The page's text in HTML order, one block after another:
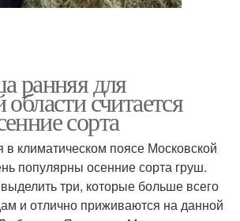
ранняя для
считается
сорта
климатическом поясе Московской
популярны осенние сорта груш.
три, которые больше всего
и отлично приживаются на данной